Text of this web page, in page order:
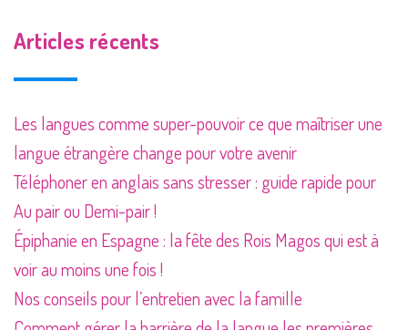
Articles récents
Les langues comme super-pouvoir ce que maîtriser une
langue étrangère change pour votre avenir
Téléphoner en anglais sans stresser : guide rapide pour
Au pair ou Demi-pair !
Épiphanie en Espagne : la fête des Rois Magos qui est à
voir au moins une fois !
Nos conseils pour l’entretien avec la famille